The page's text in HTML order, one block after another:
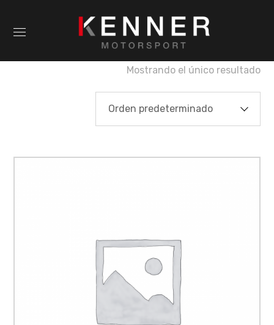
Mostrando el único resultado